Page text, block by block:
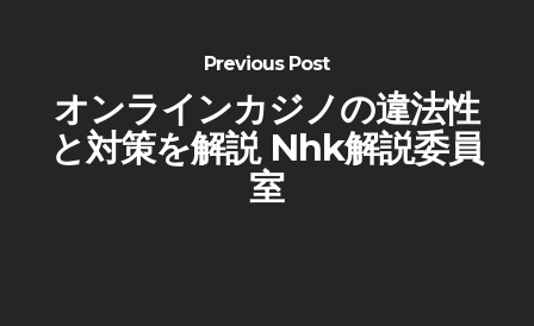
Previous Post
オンラインカジノの違法性
と対策を解説 Nhk解説委員
室